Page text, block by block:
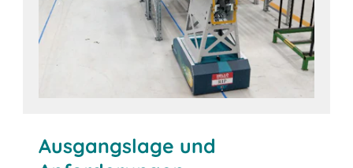
Ausgangslage und